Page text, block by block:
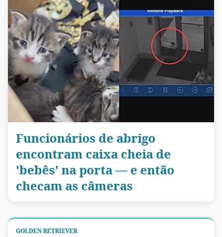
Funcionários de abrigo
encontram caixa cheia de
'bebês' na porta — e então
checam as câmeras
GOLDEN RETRIEVER